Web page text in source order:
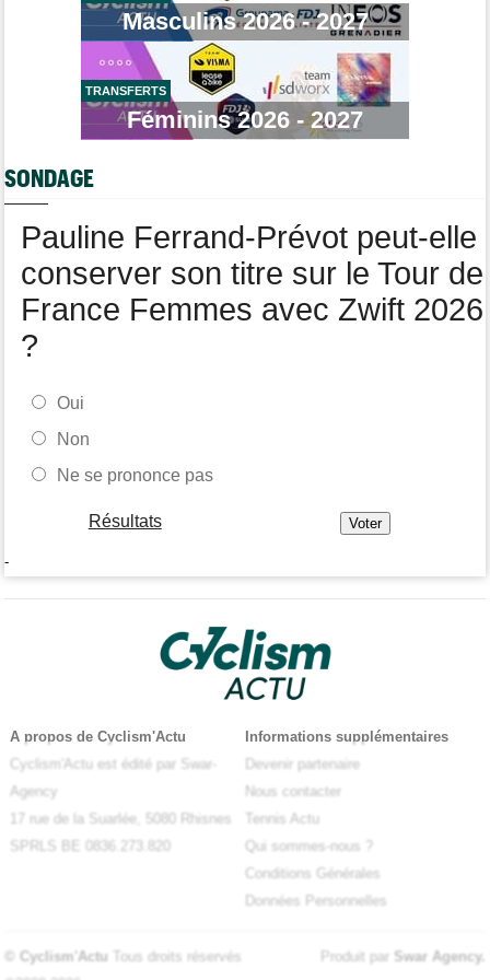
08/08
Web-série : "Course toujours, dans les coulisses de la FDJ
United Series"
Route
Robert Gesink : "Le cyclisme moderne est beaucoup plus
propre..."
Joao Almeida a dû abandonner après une chute
Masculins 2026 - 2027
TRANSFERTS
Féminins 2026 - 2027
SONDAGE
Pauline Ferrand-Prévot peut-elle
conserver son titre sur le Tour de
France Femmes avec Zwift 2026
?
Oui
Non
Ne se prononce pas
Résultats
-
A propos de Cyclism'Actu
Cyclism'Actu est édité par Swar-
Agency
17 rue de la Suarlée, 5080 Rhisnes
SPRLS BE 0836.273.820
Informations supplémentaires
Devenir partenaire
Nous contacter
Tennis Actu
Qui sommes-nous ?
Conditions Générales
Données Personnelles
© Cyclism'Actu Tous droits réservés
Produit par Swar Agency.